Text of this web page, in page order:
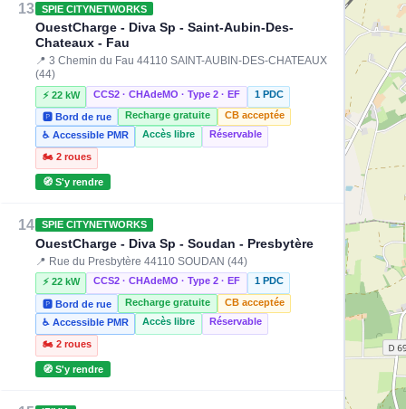
13 SPIE CITYNETWORKS
OuestCharge - Diva Sp - Saint-Aubin-Des-
Chateaux - Fau
📍 3 Chemin du Fau 44110 SAINT-AUBIN-DES-CHATEAUX
(44)
⚡ 22 kW CCS2 · CHAdeMO · Type 2 · EF 1 PDC
🅿️ Bord de rue Recharge gratuite
CB acceptée
♿ Accessible PMR
Accès libre Réservable
🏍️ 2 roues
🧭 S'y rendre
14 SPIE CITYNETWORKS
OuestCharge - Diva Sp - Soudan - Presbytère
📍 Rue du Presbytère 44110 SOUDAN (44)
⚡ 22 kW CCS2 · CHAdeMO · Type 2 · EF 1 PDC
🅿️ Bord de rue Recharge gratuite
CB acceptée
♿ Accessible PMR
Accès libre Réservable
🏍️ 2 roues
🧭 S'y rendre